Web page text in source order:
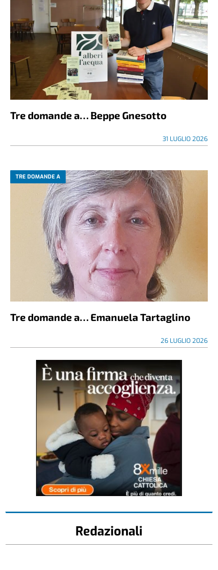
Tre domande a… Beppe Gnesotto
31 LUGLIO 2026
TRE DOMANDE A
Tre domande a… Emanuela Tartaglino
26 LUGLIO 2026
Redazionali